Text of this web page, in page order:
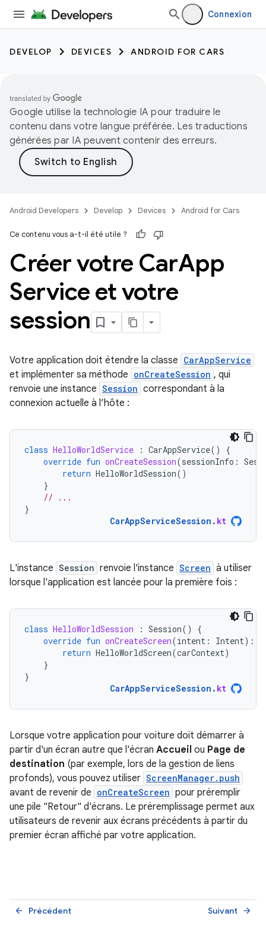
Connexion
DEVELOP DEVICES ANDROID FOR CARS
Google utilise la technologie IA pour traduire le
contenu dans votre langue préférée. Les traductions
générées par IA peuvent contenir des erreurs.
Android Developers Develop Devices Android for Cars
Ce contenu vous a-t-il été utile ?
Créer votre CarApp
Service et votre
session
Votre application doit étendre la classe CarAppService
et implémenter sa méthode onCreateSession , qui
renvoie une instance Session correspondant à la
connexion actuelle à l’hôte :
class HelloWorldService : CarAppService()
{
override fun onCreateSession(sessionInfo :
return HelloWorldSession()
}
// ...
}
CarAppServiceSession . kt
L'instance Session renvoie l'instance Screen à utiliser
lorsque l'application est lancée pour la première fois :
class HelloWorldSession : Session()
{
override fun onCreateScreen(intent : Intent):
return HelloWorldScreen(carContext)
}
}
CarAppServiceSession . kt
Lorsque votre application pour voiture doit démarrer à
partir d'un écran autre que l'écran Accueil ou Page de
destination (par exemple, lors de la gestion de liens
profonds), vous pouvez utiliser ScreenManager.push
avant de revenir de onCreateScreen pour préremplir
une pile "Retour" d'écrans. Le préremplissage permet aux
utilisateurs de revenir aux écrans précédents à partir du
premier écran affiché par votre application.
Précédent
arrow_back Suivant arrow_forward